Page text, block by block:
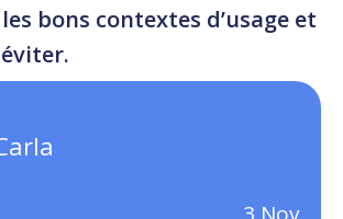
bons contextes d’usage et
3 Nov